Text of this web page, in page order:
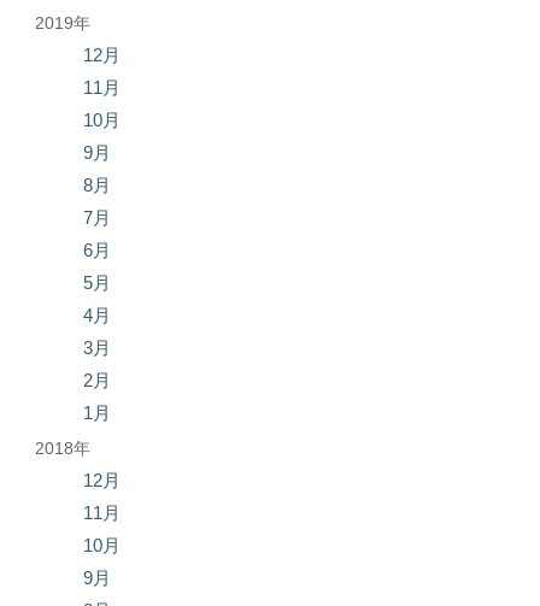
2019年
12月
11月
10月
9月
8月
7月
6月
5月
4月
3月
2月
1月
2018年
12月
11月
10月
9月